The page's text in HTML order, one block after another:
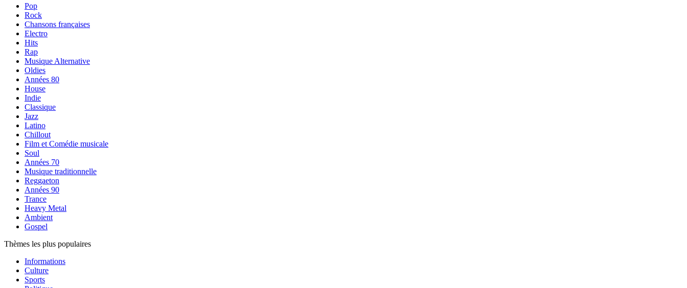
Pop
Rock
Chansons françaises
Electro
Hits
Rap
Musique Alternative
Oldies
Années 80
House
Indie
Classique
Jazz
Latino
Chillout
Film et Comédie musicale
Soul
Années 70
Musique traditionnelle
Reggaeton
Années 90
Trance
Heavy Metal
Ambient
Gospel
Thèmes les plus populaires
Informations
Culture
Sports